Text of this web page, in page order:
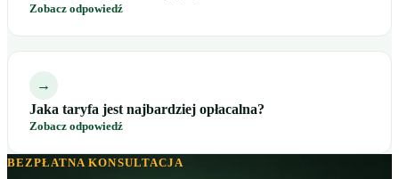
Zobacz odpowiedź
→
Jaka taryfa jest najbardziej opłacalna?
Zobacz odpowiedź
BEZPŁATNA KONSULTACJA